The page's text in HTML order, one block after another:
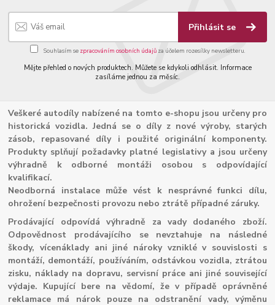
Přihlásit se
Souhlasím se zpracováním osobních údajůza účelem rozesílky newsletteru.
Mějte přehled o nových produktech. Můžete se kdykoli odhlásit. Informace
zasíláme jednou za měsíc.
Veškeré autodíly nabízené na tomto e-shopu jsou určeny pro
historická vozidla. Jedná se o díly z nové výroby, starých
zásob, repasované díly i použité originální komponenty.
Produkty splňují požadavky platné legislativy a jsou určeny
výhradně k odborné montáži osobou s odpovídající
kvalifikací.
Neodborná instalace může vést k nesprávné funkci dílu,
ohrožení bezpečnosti provozu nebo ztrátě případné záruky.
Prodávající odpovídá výhradně za vady dodaného zboží.
Odpovědnost prodávajícího se nevztahuje na následné
škody, vícenáklady ani jiné nároky vzniklé v souvislosti s
montáží, demontáží, používáním, odstávkou vozidla, ztrátou
zisku, náklady na dopravu, servisní práce ani jiné související
výdaje. Kupující bere na vědomí, že v případě oprávněné
reklamace má nárok pouze na odstranění vady, výměnu